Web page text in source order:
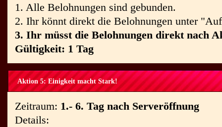
1. Alle Belohnungen sind gebunden.
2. Ihr könnt direkt die Belohnungen unter
3. Ihr müsst die Belohnungen direkt nach
Gültigkeit: 1 Tag
Aktion 5: Einigkeit macht Stark!
Zeitraum: 1.- 6. Tag nach Serveröffnung
Details: